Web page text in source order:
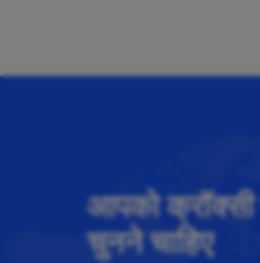
आपको क्रॉक्सी
चुनने चाहिए